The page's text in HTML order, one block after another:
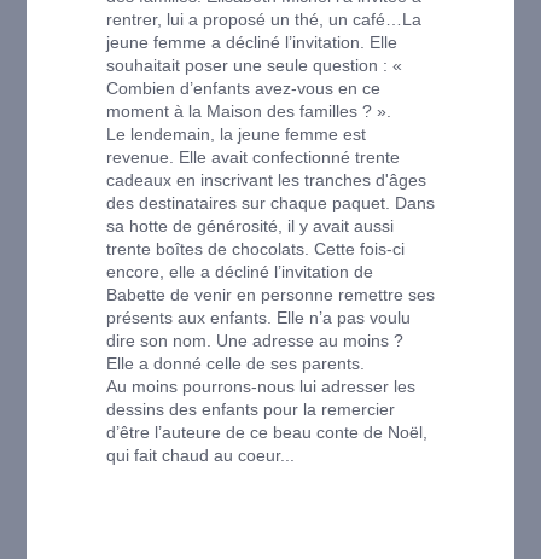
rentrer, lui a proposé un thé, un café…La
jeune femme a décliné l’invitation. Elle
souhaitait poser une seule question : «
Combien d’enfants avez-vous en ce
moment à la Maison des familles ? ».
Le lendemain, la jeune femme est
revenue. Elle avait confectionné trente
cadeaux en inscrivant les tranches d'âges
des destinataires sur chaque paquet. Dans
sa hotte de générosité, il y avait aussi
trente boîtes de chocolats. Cette fois-ci
encore, elle a décliné l’invitation de
Babette de venir en personne remettre ses
présents aux enfants. Elle n’a pas voulu
dire son nom. Une adresse au moins ?
Elle a donné celle de ses parents.
Au moins pourrons-nous lui adresser les
dessins des enfants pour la remercier
d’être l’auteure de ce beau conte de Noël,
qui fait chaud au coeur...